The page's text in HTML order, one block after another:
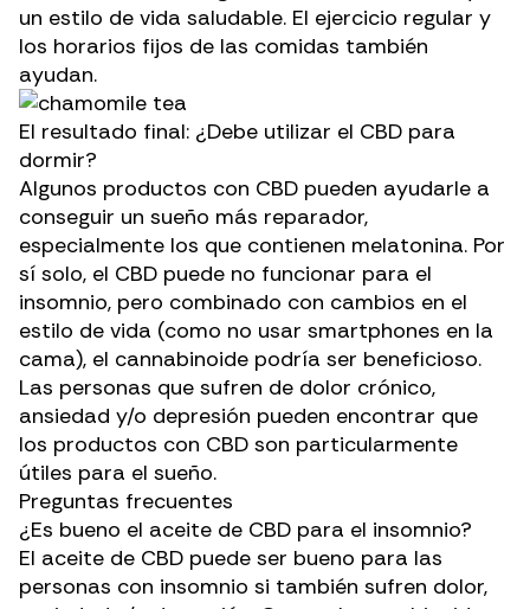
un estilo de vida saludable. El ejercicio regular y
los horarios fijos de las comidas también
ayudan.
El resultado final: ¿Debe utilizar el CBD para
dormir?
Algunos productos con CBD pueden ayudarle a
conseguir un sueño más reparador,
especialmente los que contienen melatonina. Por
sí solo, el CBD puede no funcionar para el
insomnio, pero combinado con cambios en el
estilo de vida (como no usar smartphones en la
cama), el cannabinoide podría ser beneficioso.
Las personas que sufren de dolor crónico,
ansiedad y/o depresión pueden encontrar que
los productos con CBD son particularmente
útiles para el sueño.
Preguntas frecuentes
¿Es bueno el aceite de CBD para el insomnio?
El aceite de CBD puede ser bueno para las
personas con insomnio si también sufren dolor,